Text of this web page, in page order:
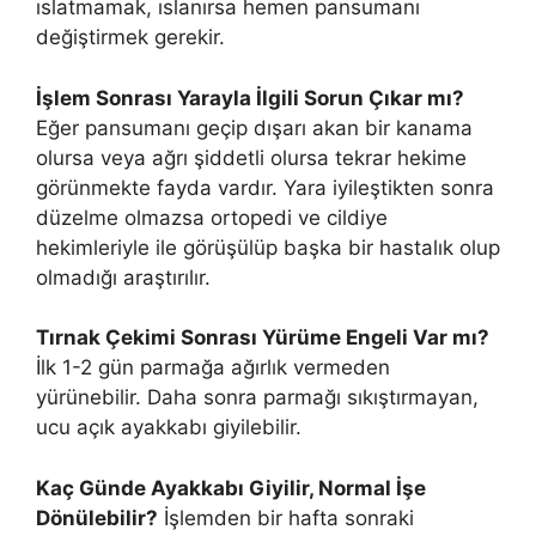
ıslatmamak, ıslanırsa hemen pansumanı
değiştirmek gerekir.
İşlem Sonrası Yarayla İlgili Sorun Çıkar mı?
Eğer pansumanı geçip dışarı akan bir kanama
olursa veya ağrı şiddetli olursa tekrar hekime
görünmekte fayda vardır. Yara iyileştikten sonra
düzelme olmazsa ortopedi ve cildiye
hekimleriyle ile görüşülüp başka bir hastalık olup
olmadığı araştırılır.
Tırnak Çekimi Sonrası Yürüme Engeli Var mı?
İlk 1-2 gün parmağa ağırlık vermeden
yürünebilir. Daha sonra parmağı sıkıştırmayan,
ucu açık ayakkabı giyilebilir.
Kaç Günde Ayakkabı Giyilir, Normal İşe
Dönülebilir? İşlemden bir hafta sonraki